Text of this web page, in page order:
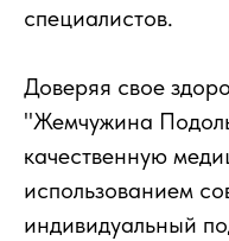
специалистов.
Доверяя свое
"Жемчужина
качественную
использованием
индивидуальный